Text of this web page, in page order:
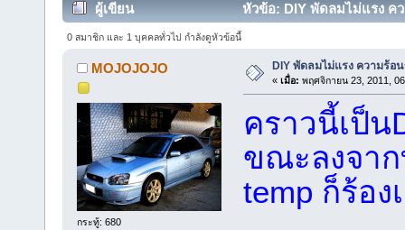
ผู้เขียน หัวข้อ: DIY พัดลมไม่แรง ค
0 สมาชิก และ 1 บุคคลทั่วไป กำลังดูหัวข้อนี้
MOJOJOJO
กระทู้: 680
DIY พัดลมไม่แรง ความร้อ
« เมื่อ: พฤศจิกายน 23, 2011,
คราวนี้เป็น
ขณะลงจา
temp ก็ร้อง